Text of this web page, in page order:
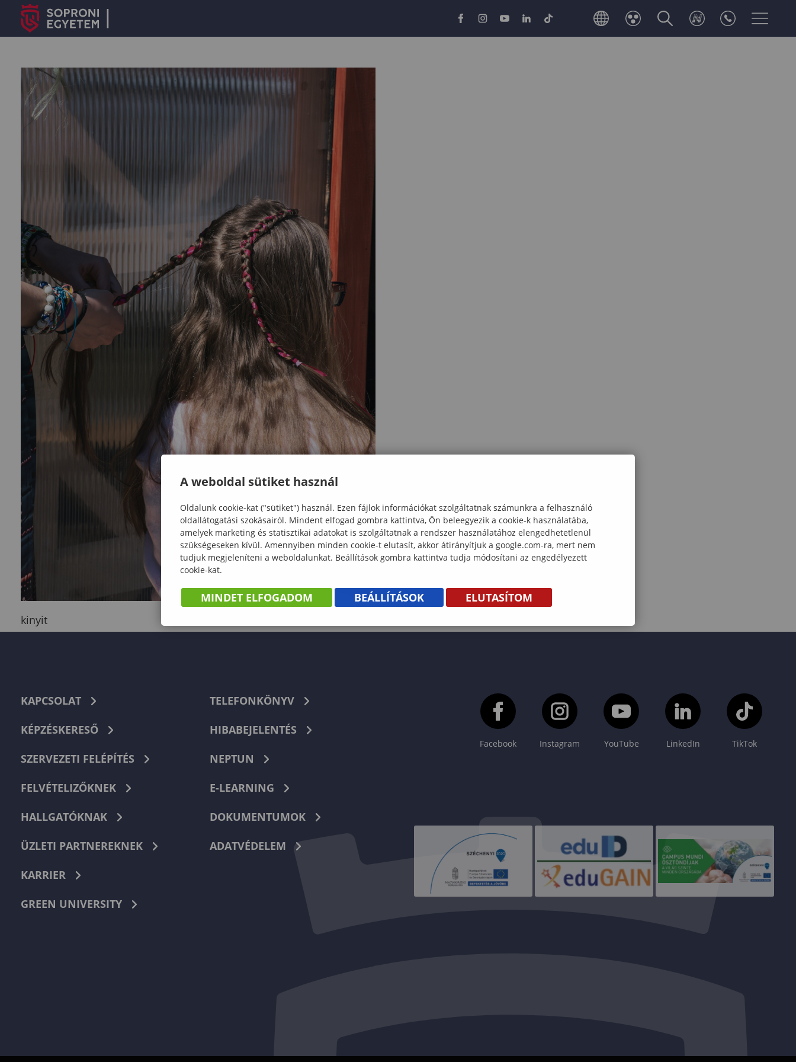
kinyit
KAPCSOLAT
KÉPZÉSKERESŐ
SZERVEZETI FELÉPÍTÉS
FELVÉTELIZŐKNEK
HALLGATÓKNAK
ÜZLETI PARTNEREKNEK
KARRIER
GREEN UNIVERSITY
TELEFONKÖNYV
HIBABEJELENTÉS
NEPTUN
E-LEARNING
DOKUMENTUMOK
ADATVÉDELEM
Facebook Instagram YouTube LinkedIn TikTok
A weboldal sütiket használ
Oldalunk cookie-kat ("sütiket") használ. Ezen fájlok információkat szolgáltatnak számunkra a felhasználó
oldallátogatási szokásairól. Mindent elfogad gombra kattintva, Ön beleegyezik a cookie-k használatába,
amelyek marketing és statisztikai adatokat is szolgáltatnak a rendszer használatához elengedhetetlenül
szükségeseken kívül. Amennyiben minden cookie-t elutasít, akkor átirányítjuk a google.com-ra, mert nem
tudjuk megjeleníteni a weboldalunkat. Beállítások gombra kattintva tudja módosítani az engedélyezett
cookie-kat.
MINDET ELFOGADOM BEÁLLÍTÁSOK ELUTASÍTOM